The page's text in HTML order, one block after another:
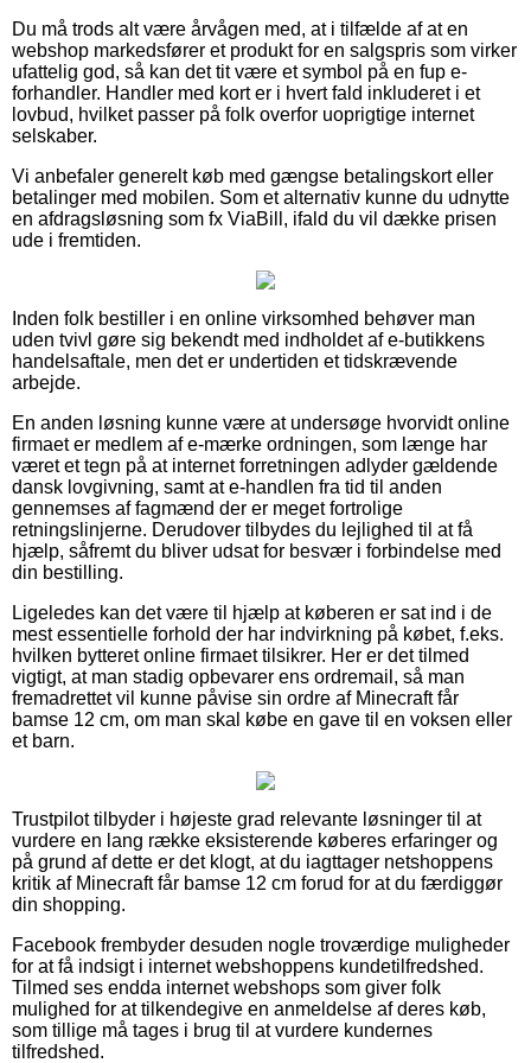
Du må trods alt være årvågen med, at i tilfælde af at en
webshop markedsfører et produkt for en salgspris som virker
ufattelig god, så kan det tit være et symbol på en fup e-
forhandler. Handler med kort er i hvert fald inkluderet i et
lovbud, hvilket passer på folk overfor uoprigtige internet
selskaber.
Vi anbefaler generelt køb med gængse betalingskort eller
betalinger med mobilen. Som et alternativ kunne du udnytte
en afdragsløsning som fx ViaBill, ifald du vil dække prisen
ude i fremtiden.
Inden folk bestiller i en online virksomhed behøver man
uden tvivl gøre sig bekendt med indholdet af e-butikkens
handelsaftale, men det er undertiden et tidskrævende
arbejde.
En anden løsning kunne være at undersøge hvorvidt online
firmaet er medlem af e-mærke ordningen, som længe har
været et tegn på at internet forretningen adlyder gældende
dansk lovgivning, samt at e-handlen fra tid til anden
gennemses af fagmænd der er meget fortrolige
retningslinjerne. Derudover tilbydes du lejlighed til at få
hjælp, såfremt du bliver udsat for besvær i forbindelse med
din bestilling.
Ligeledes kan det være til hjælp at køberen er sat ind i de
mest essentielle forhold der har indvirkning på købet, f.eks.
hvilken bytteret online firmaet tilsikrer. Her er det tilmed
vigtigt, at man stadig opbevarer ens ordremail, så man
fremadrettet vil kunne påvise sin ordre af Minecraft får
bamse 12 cm, om man skal købe en gave til en voksen eller
et barn.
Trustpilot tilbyder i højeste grad relevante løsninger til at
vurdere en lang række eksisterende køberes erfaringer og
på grund af dette er det klogt, at du iagttager netshoppens
kritik af Minecraft får bamse 12 cm forud for at du færdiggør
din shopping.
Facebook frembyder desuden nogle troværdige muligheder
for at få indsigt i internet webshoppens kundetilfredshed.
Tilmed ses endda internet webshops som giver folk
mulighed for at tilkendegive en anmeldelse af deres køb,
som tillige må tages i brug til at vurdere kundernes
tilfredshed.